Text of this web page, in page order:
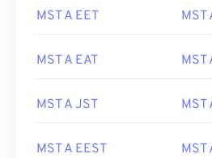
MST A EET MST
MST A EAT MST
MST A JST MST
MST A EEST MST